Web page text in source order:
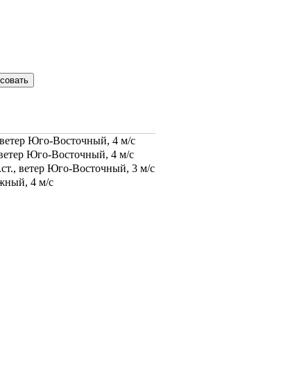
ветер Юго-Восточный, 4 м/с
ветер Юго-Восточный, 4 м/с
ветер Юго-Восточный, 3 м/с
4 м/с